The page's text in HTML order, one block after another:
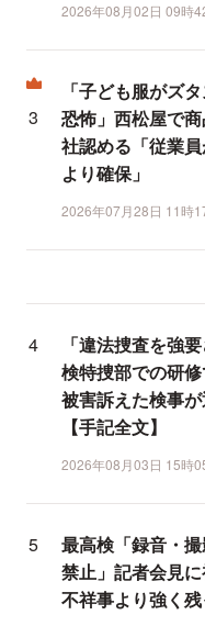
2026年08月02日 09時
「子ども服がズ
恐怖」西松屋で
社認める「従業
より確保」
2026年07月28日 11時
「違法捜査を強
検特捜部での研修
被害訴えた検事
【手記全文】
2026年08月03日 15時
最高検「録音・
禁止」記者会見
不祥事より強く